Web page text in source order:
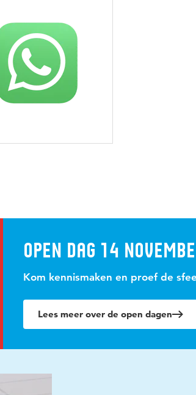
Open dag 14
Kom kennismaken en proef de
Lees meer over de open dagen